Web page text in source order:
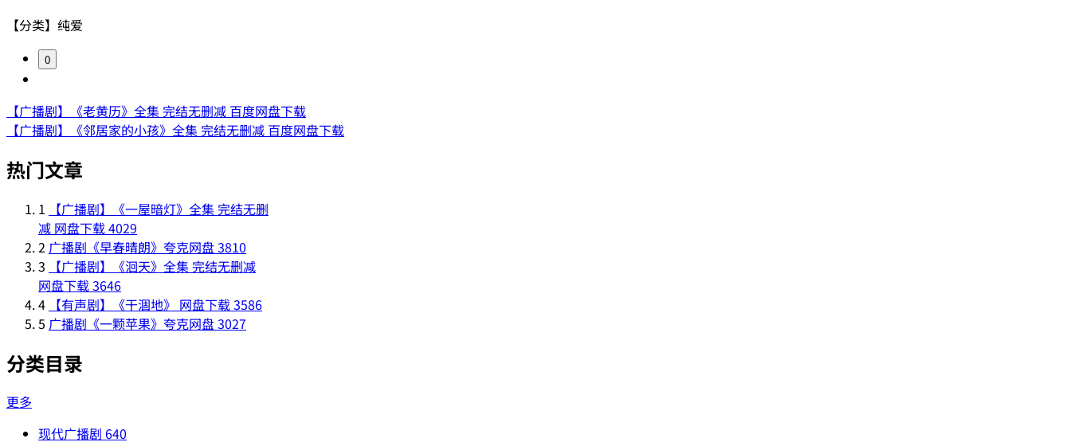
【分类】纯爱
0
【广播剧】《老黄历》全集 完结无删减 百度网盘下载
【广播剧】《邻居家的小孩》全集 完结无删减 百度网盘下载
热门文章
1
【广播剧】《一屋暗灯》全集 完结无删
减 网盘下载4029
2 广播剧《早春晴朗》夸克网盘3810
3
【广播剧】《洄天》全集 完结无删减
网盘下载3646
4 【有声剧】《干涸地》 网盘下载3586
5 广播剧《一颗苹果》夸克网盘3027
分类目录
更多
现代广播剧 640